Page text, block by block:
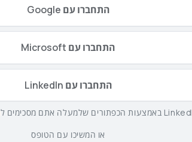
התחברו עם Google
התחברו עם Microsoft
התחברו עם LinkedIn
או המשיכו עם הטופס